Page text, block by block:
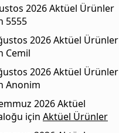
2026 Aktüel Ürünler
5555
2026 Aktüel Ürünler
Cemil
2026 Aktüel Ürünler
Anonim
2026 Aktüel
için Aktüel Ürünler